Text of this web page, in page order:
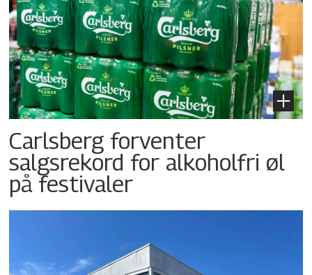
Carlsberg forventer
salgsrekord for alkoholfri øl
på festivaler